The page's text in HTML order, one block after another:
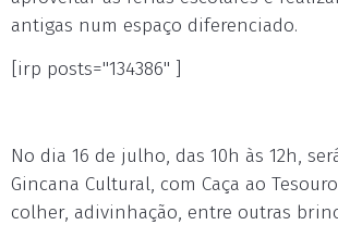
antigas num espaço diferenciado.
[irp posts="134386" ]
No dia 16 de julho, das 10h às 12h,
Gincana Cultural, com Caça ao
colher, adivinhação, entre outras